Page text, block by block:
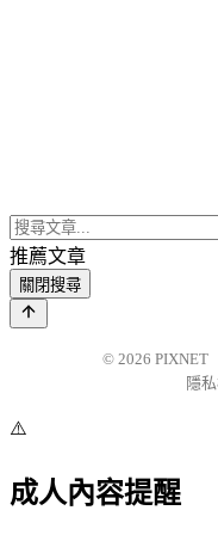
推薦文章
關閉搜尋
© 2026 PIXNET
隱
⚠️
成人內容提醒